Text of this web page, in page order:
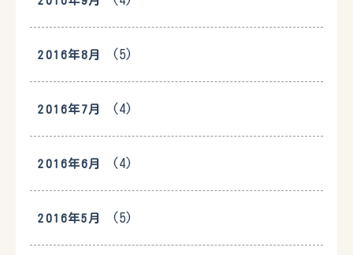
2016年8月 (5)
2016年7月 (4)
2016年6月 (4)
2016年5月 (5)